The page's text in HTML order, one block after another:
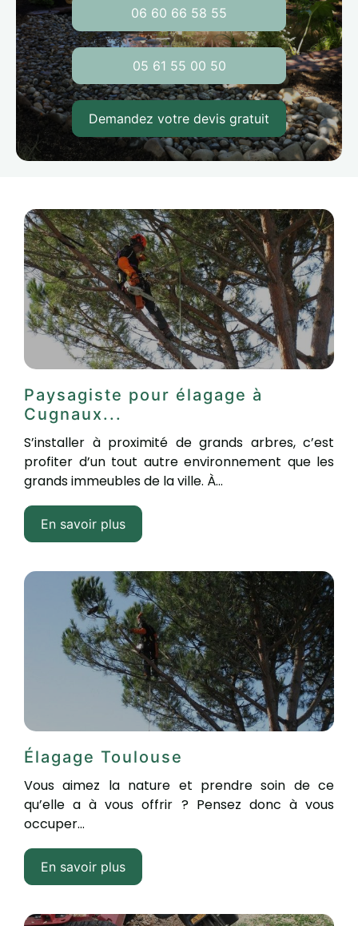
06 60 66 58 55
05 61 55 00 50
Demandez votre devis gratuit
Paysagiste pour élagage à
Cugnaux...
S’installer à proximité de grands arbres, c’est
profiter d’un tout autre environnement que les
grands immeubles de la ville. À...
En savoir plus
Élagage Toulouse
Vous aimez la nature et prendre soin de ce
qu’elle a à vous offrir ? Pensez donc à vous
occuper...
En savoir plus